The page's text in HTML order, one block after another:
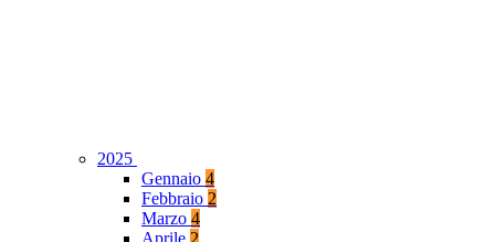
2025
Gennaio 4
Febbraio 2
Marzo 4